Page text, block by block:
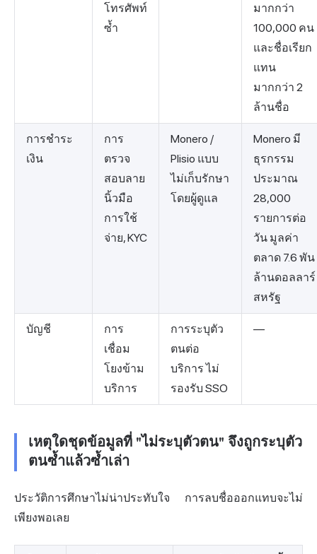
โทรศัพท์
ซ้ำ
มากกว่า
100,000 คน
และชื่อเรียก
แทน
มากกว่า 2
ล้านชื่อ
การชำระ
เงิน
การ
ตรวจ
สอบลาย
นิ้วมือ
การใช้
จ่าย, KYC
Monero /
Plisio แบบ
ไม่เก็บรักษา
โดยผู้ดูแล
Monero มี
ธุรกรรม
ประมาณ
28,000
รายการต่อ
วัน มูลค่า
ตลาด 7.6 พัน
ล้านดอลลาร์
สหรัฐ
บัญชี
การ
เชื่อม
โยงข้าม
บริการ
การระบุตัว
ตนต่อ
บริการ ไม่
รองรับ SSO
—
เหตุใดชุดข้อมูลที่ "ไม่ระบุตัวตน" จึงถูกระบุตัว
ตนซ้ำแล้วซ้ำเล่า
ประวัติการศึกษาไม่น่าประทับใจ การลบชื่อออกแทบจะไม่
เพียงพอเลย